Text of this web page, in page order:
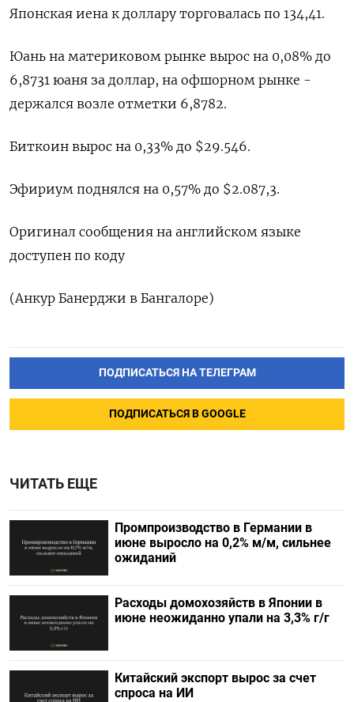
Японская иена к доллару торговалась по 134,41.
Юань на материковом рынке вырос на 0,08% до​
6,8731 юаня за доллар​, на офшорном рынке -
держался возле отметки 6,8782.
Биткоин вырос на 0,33% до $29.546.
Эфириум поднялся на 0,57% до $2.087,3.
Оригинал сообщения на английском языке
доступен по коду
(Анкур Банерджи в Бангалоре)
ПОДПИСАТЬСЯ НА ТЕЛЕГРАМ
ПОДПИСАТЬСЯ В GOOGLE
ЧИТАТЬ ЕЩЕ
Промпроизводство в Германии в
июне выросло на 0,2%​​​ м/м, сильнее
ожиданий
Расходы домохозяйств в Японии в
июне неожиданно упали на 3,3% г/г
Китайский экспорт вырос за счет
спроса на ИИ